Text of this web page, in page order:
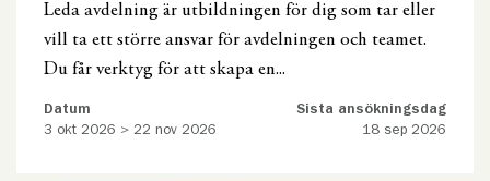
Leda avdelning är utbildningen för dig som tar eller
vill ta ett större ansvar för avdelningen och teamet.
Du får verktyg för att skapa en...
Datum
3 okt 2026 > 22 nov 2026
Sista ansökningsdag
18 sep 2026